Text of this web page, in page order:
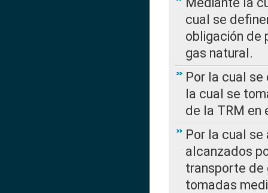
cual se
obligación de
gas natural.
Por la cual se
la cual se
de la TRM en
Por la cual
alcanzados
transporte de
tomadas